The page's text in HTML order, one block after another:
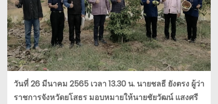
วันที่ 26 มีนาคม 2565 เวลา 13.30 น. นายชลธี ยังตรง ผู้ว่า
ราชการจังหวัดยโสธร มอบหมายให้นายชัยวัฒน์ แสงศรี